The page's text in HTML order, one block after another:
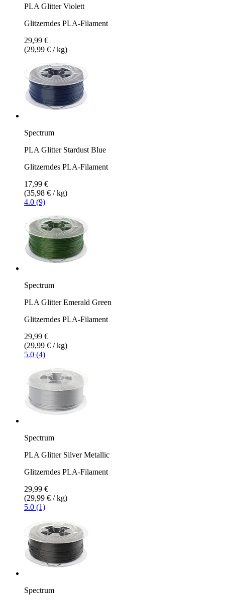
PLA Glitter Violett
Glitzerndes PLA-Filament
29,99 €
(29,99 € / kg)
Spectrum
PLA Glitter Stardust Blue
Glitzerndes PLA-Filament
17,99 €
(35,98 € / kg)
4.0 (9)
Spectrum
PLA Glitter Emerald Green
Glitzerndes PLA-Filament
29,99 €
(29,99 € / kg)
5.0 (4)
Spectrum
PLA Glitter Silver Metallic
Glitzerndes PLA-Filament
29,99 €
(29,99 € / kg)
5.0 (1)
Spectrum